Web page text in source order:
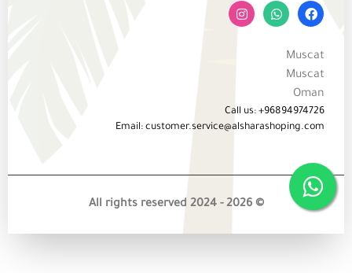
Muscat
Muscat
Oman
Call us: +96894974726
Email: customer.service@alsharashoping.com
© 2026 - All rights reserved 2024